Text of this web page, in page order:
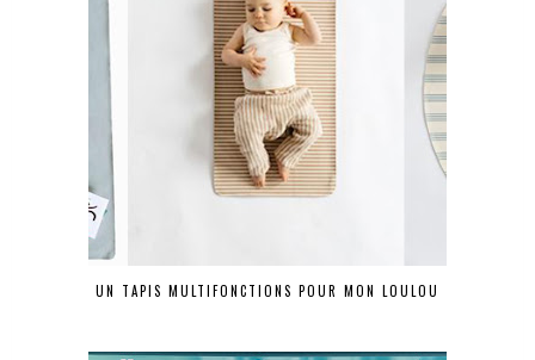
UN TAPIS MULTIFONCTIONS POUR MON LOULOU